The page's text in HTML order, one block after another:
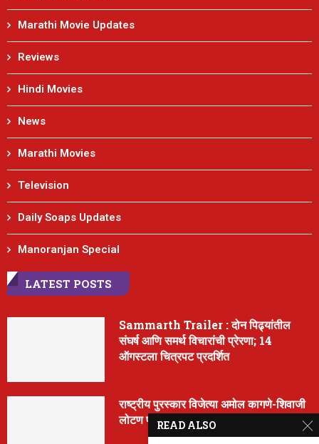
Marathi Movie Updates
Reviews
Hindi Movies
News
Marathi Movies
Television
Daily Soaps Updates
Manoranjan Special
LATEST POSTS
Sammarth Trailer : दोन पिढ्यांतील
संघर्ष आणि समर्थ विचारांची प्रेरणा; 14
ऑगस्टला चित्रपट प्रदर्शित
राष्ट्रीय पुरस्कार विजेत्या अमोल कागणे-शिवाजी
लोटण पाटील यांचा नवा चित्रपट ‘मूर्ती’
READ ALSO